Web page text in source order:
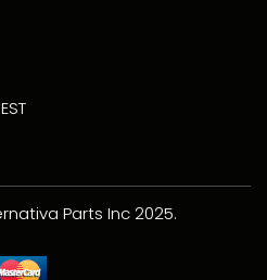
Parts Inc 2025.